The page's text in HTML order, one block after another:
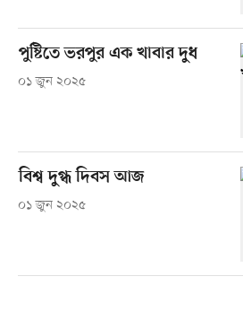
পুষ্টিতে ভরপুর এক খাবার দুধ
০১ জুন ২০২৫
বিশ্ব দুগ্ধ দিবস আজ
০১ জুন ২০২৫